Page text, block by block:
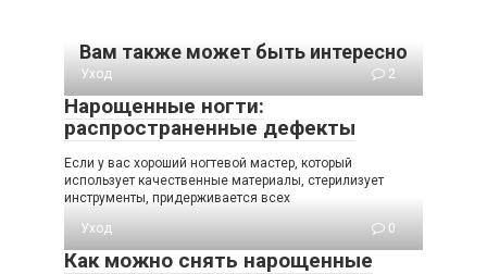
Вам также может быть интересно
Уход 2
Нарощенные ногти:
распространенные дефекты
Если у вас хороший ногтевой мастер, который
использует качественные материалы, стерилизует
инструменты, придерживается всех
Уход
0
Как можно снять нарощенные